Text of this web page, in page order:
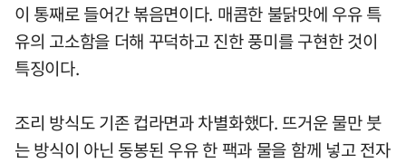
이 통째로 들어간 볶음면이다. 매콤한 불닭맛에 우유 특
유의 고소함을 더해 꾸덕하고 진한 풍미를 구현한 것이
특징이다.
조리 방식도 기존 컵라면과 차별화했다. 뜨거운 물만 붓
는 방식이 아닌 동봉된 우유 한 팩과 물을 함께 넣고 전자